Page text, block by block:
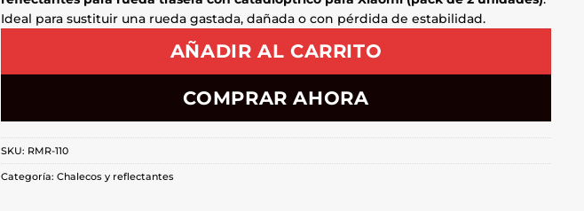
Ideal para sustituir una rueda gastada, dañada o con pérdida de estabilidad.
AÑADIR AL CARRITO
COMPRAR AHORA
SKU: RMR-110
Categoría: Chalecos y reflectantes